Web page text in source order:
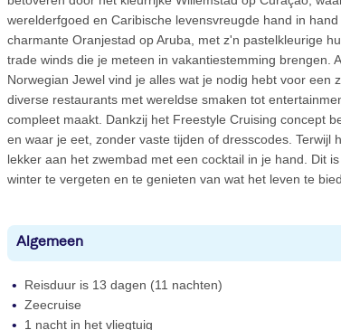
werelderfgoed en Caribische levensvreugde hand in
charmante Oranjestad op Aruba, met z'n pastelkleurige
trade winds die je meteen in vakantiestemming brengen.
Norwegian Jewel vind je alles wat je nodig hebt voor een
diverse restaurants met wereldse smaken tot
compleet maakt. Dankzij het Freestyle Cruising concept
en waar je eet, zonder vaste tijden of dresscodes. Terwijl
lekker aan het zwembad met een cocktail in je hand. Dit
winter te vergeten en te genieten van wat het leven te
Algemeen
Reisduur is 13 dagen (11 nachten)
Zeecruise
1 nacht in het vliegtuig